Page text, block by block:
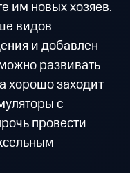
им новых хозяев.
видов
и добавлен
развивать
хорошо заходит
с
провести